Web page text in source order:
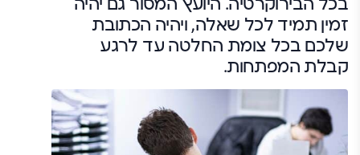
בכל הבירוקרטיה. היועץ המסור גם יהיה
זמין תמיד לכל שאלה, ויהיה הכתובת
שלכם בכל צומת החלטה עד לרגע
קבלת המפתחות.